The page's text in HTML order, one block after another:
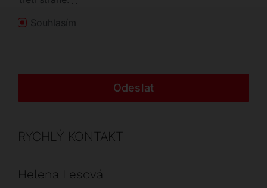
Souhlasím
Odeslat
RYCHLÝ KONTAKT
Helena Lesová